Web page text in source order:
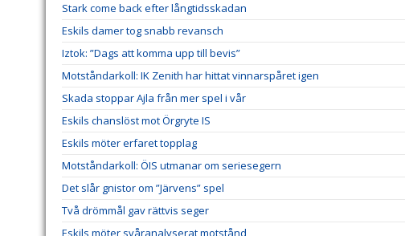
Stark come back efter långtidsskadan
Eskils damer tog snabb revansch
Iztok: ”Dags att komma upp till bevis”
Motståndarkoll: IK Zenith har hittat vinnarspåret igen
Skada stoppar Ajla från mer spel i vår
Eskils chanslöst mot Örgryte IS
Eskils möter erfaret topplag
Motståndarkoll: ÖIS utmanar om seriesegern
Det slår gnistor om ”Järvens” spel
Två drömmål gav rättvis seger
Eskils möter svåranalyserat motstånd